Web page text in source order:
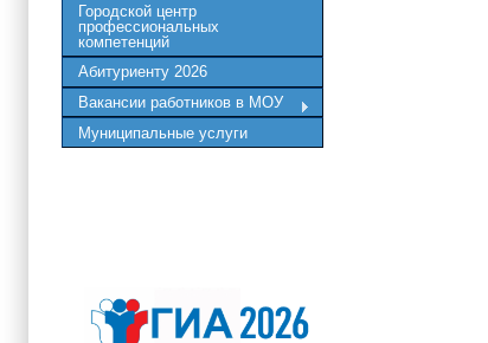
Городской центр
профессиональных
компетенций
Абитуриенту 2026
Вакансии работников в МОУ
Муниципальные услуги